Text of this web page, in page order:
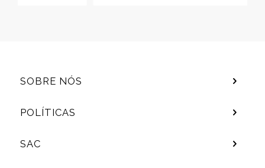
SOBRE NÓS
POLÍTICAS
SAC